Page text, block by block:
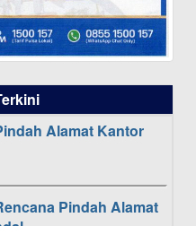
Alamat Kantor
Pindah Alamat